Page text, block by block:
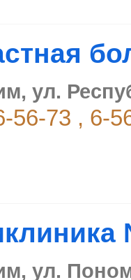
ул.
56-73 , 6-
ул.